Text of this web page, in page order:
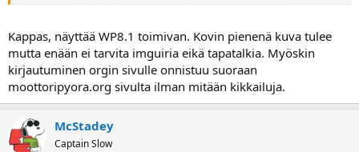
Kappas, näyttää WP8.1 toimivan. Kovin pienenä kuva tulee
mutta enään ei tarvita imguiria eikä tapatalkia. Myöskin
kirjautuminen orgin sivulle onnistuu suoraan
moottoripyora.org sivulta ilman mitään kikkailuja.
McStadey
Captain Slow